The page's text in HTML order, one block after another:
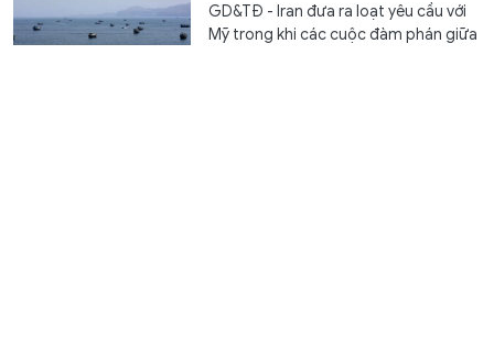
GD&TĐ - Iran đưa ra loạt yêu cầu với
Mỹ trong khi các cuộc đàm phán giữa